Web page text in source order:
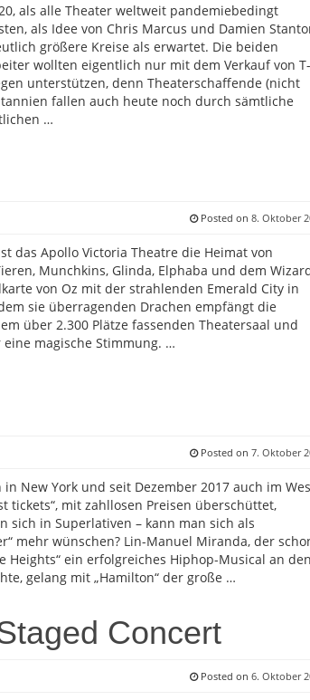
als alle Theater weltweit pandemiebedingt
als Idee von Chris Marcus und Damien
größere Kreise als erwartet. Die beiden
wollten eigentlich nur mit dem Verkauf von T-
unterstützen, denn Theaterschaffende (nicht
fallen auch heute noch durch sämtliche
…
Posted on 8. Oktober
das Apollo Victoria Theatre die Heimat von
Munchkins, Glinda, Elphaba und dem
von Oz mit der strahlenden Emerald City in
sie überragenden Drachen empfängt die
über 2.300 Plätze fassenden Theatersaal und
magische Stimmung. …
Posted on 7. Oktober
in New York und seit Dezember 2017 auch im
tickets“, mit zahllosen Preisen überschüttet,
sich in Superlativen – kann man sich als
mehr wünschen? Lin-Manuel Miranda, der
Heights“ ein erfolgreiches Hiphop-Musical an den
gelang mit „Hamilton“ der große …
Concert
Posted on 6. Oktober